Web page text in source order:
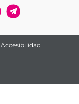
Accesibilidad